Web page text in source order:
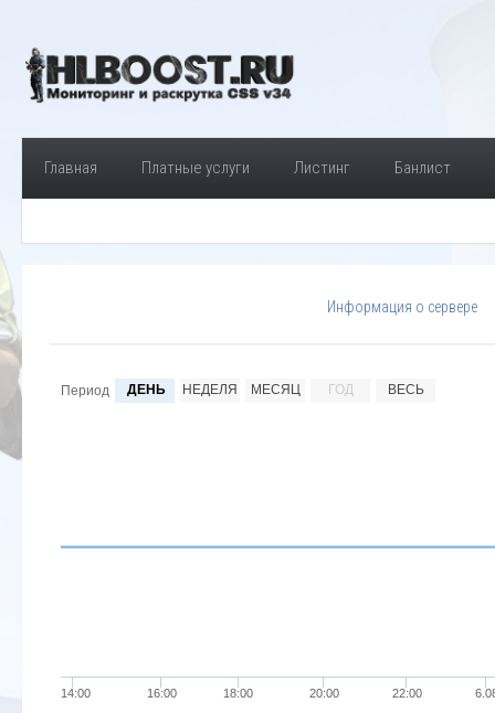
Главная Платные услуги Листинг Банлист
Информация о сервере
Период ДЕНЬ НЕДЕЛЯ МЕСЯЦ ГОД ВЕСЬ
14:00 16:00 18:00 20:00 22:00